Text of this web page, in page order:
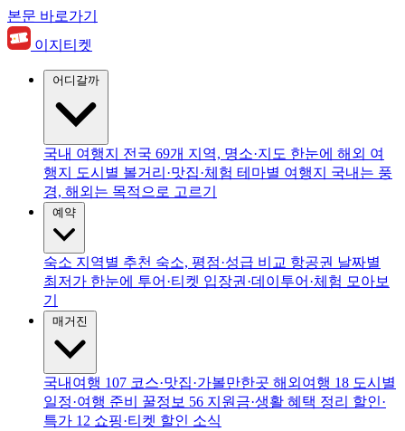
본문 바로가기
이지티켓
국내 여행지 전국 69개 지역, 명소·지도 한눈에 해외 여
행지
도시별 볼거리·맛집·체험 테마별 여행지
국내는 풍
경, 해외는 목적으로 고르기
숙소 지역별 추천 숙소, 평점·성급 비교 항공권 날짜별
최저가 한눈에 투어·티켓 입장권·데이투어·체험 모아보
기
국내여행 107 코스·맛집·가볼만한곳 해외여행 18 도시별
일정·여행 준비
꿀정보 56 지원금·생활 혜택 정리 할인·
특가 12 쇼핑·티켓 할인 소식